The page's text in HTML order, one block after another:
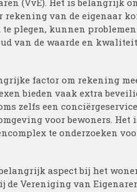
(VvE). Het is belangrijk
van de eigenaar
plegen, kunnen
van de waarde en
factor om rekening
bieden vaak extra
zelfs een
voor bewoners.
te onderzoeken
aspect bij het
de Vereniging van